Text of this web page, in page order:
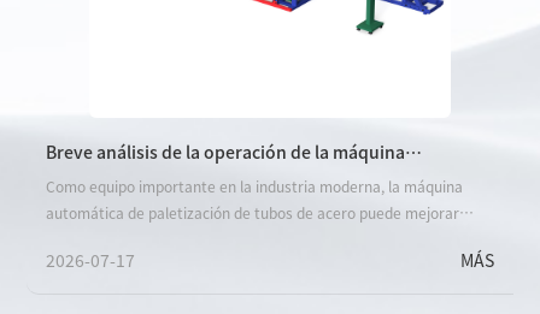
Breve análisis de la operación de la máquina
automática de paletización de tubos de acero
Como equipo importante en la industria moderna, la máquina
automática de paletización de tubos de acero puede mejorar
costos humanos.
2026-07-17 MÁS